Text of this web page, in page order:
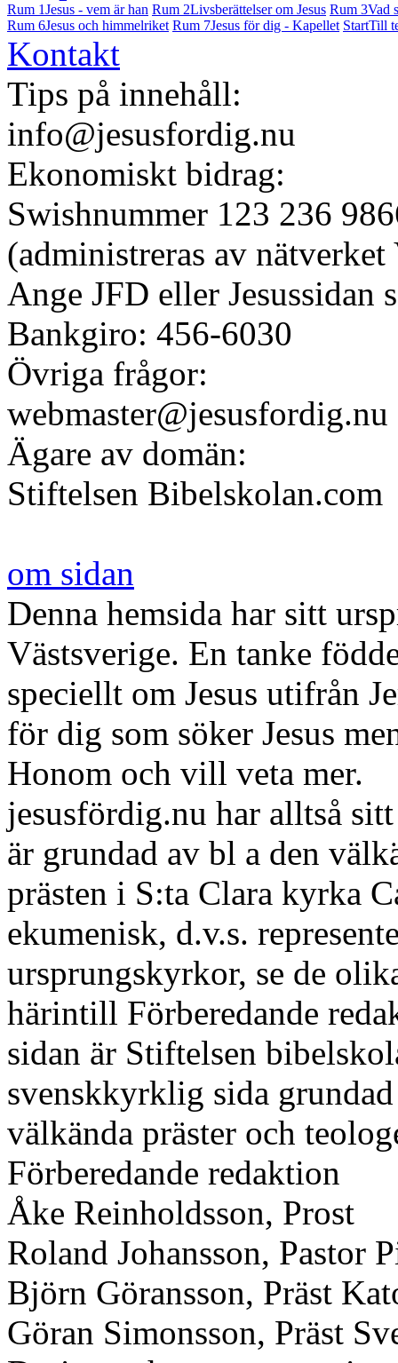
Rum 1Jesus - vem är han Rum 2Livsberättelser om Jesus Rum 3Vad
Rum 6Jesus och himmelriket Rum 7Jesus för dig - Kapellet StartTill
Kontakt
Tips på innehåll:
info@jesusfordig.nu
Ekonomiskt bidrag:
Swishnummer 123 236
(administreras av nätverket
Ange JFD eller Jesussidan
Bankgiro: 456-6030
Övriga frågor:
webmaster@jesusfordig.nu
Ägare av domän:
Stiftelsen Bibelskolan.com
om sidan
Denna hemsida har sitt
Västsverige. En tanke
speciellt om Jesus utifrån
för dig som söker Jesus
Honom och vill veta mer.
jesusfördig.nu har alltså
är grundad av bl a den
prästen i S:ta Clara kyrka
ekumenisk, d.v.s.
ursprungskyrkor, se de
härintill Förberedande
sidan är Stiftelsen
svenskkyrklig sida
välkända präster och
Förberedande redaktion
Åke Reinholdsson, Prost
Roland Johansson, Pastor
Björn Göransson, Präst
Göran Simonsson, Präst